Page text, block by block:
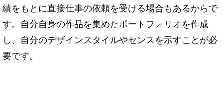
績をもとに直接仕事の依頼を受ける場合もあるからで
す。自分自身の作品を集めたポートフォリオを作成
し、自分のデザインスタイルやセンスを示すことが必
要です。